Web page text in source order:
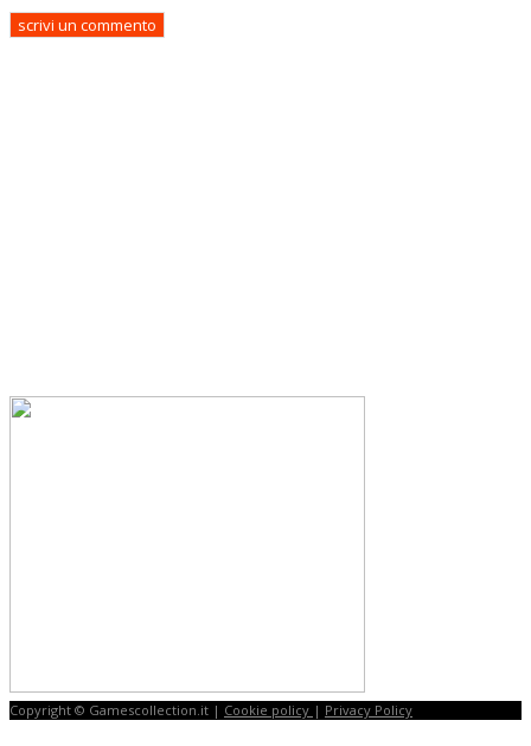
Copyright © Gamescollection.it | Cookie policy | Privacy Policy